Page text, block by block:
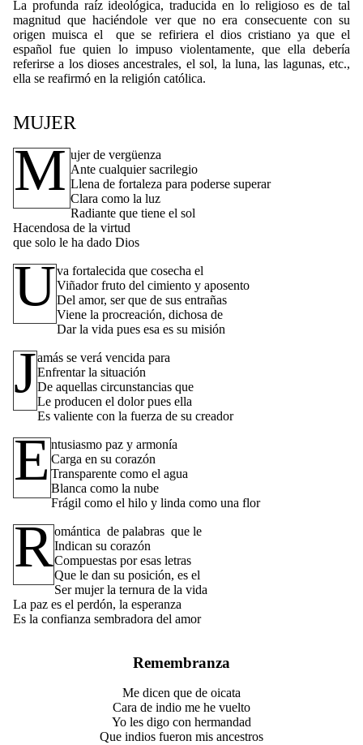
La profunda raíz ideológica, traducida en lo religioso es de tal
magnitud que haciéndole ver que no era consecuente con su
origen muisca el que se refiriera el dios cristiano ya que el
español fue quien lo impuso violentamente, que ella debería
referirse a los dioses ancestrales, el sol, la luna, las lagunas, etc.,
ella se reafirmó en la religión católica.
MUJER
M ujer de vergüenza
Ante cualquier sacrilegio
Llena de fortaleza para poderse superar
Clara como la luz
Radiante que tiene el sol
Hacendosa de la virtud
que solo le ha dado Dios
Uva fortalecida que cosecha el
Viñador fruto del cimiento y aposento
Del amor, ser que de sus entrañas
Viene la procreación, dichosa de
Dar la vida pues esa es su misión
Jamás se verá vencida para
Enfrentar la situación
De aquellas circunstancias que
Le producen el dolor pues ella
Es valiente con la fuerza de su creador
Entusiasmo paz y armonía
Carga en su corazón
Transparente como el agua
Blanca como la nube
Frágil como el hilo y linda como una flor
Romántica de palabras que le
Indican su corazón
Compuestas por esas letras
Que le dan su posición, es el
Ser mujer la ternura de la vida
La paz es el perdón, la esperanza
Es la confianza sembradora del amor
Remembranza
Me dicen que de oicata
Cara de indio me he vuelto
Yo les digo con hermandad
Que indios fueron mis ancestros